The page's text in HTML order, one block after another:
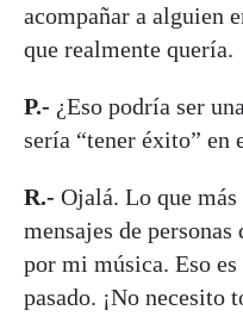
acompañar a alguien
que realmente quería.
P.- ¿Eso podría ser
sería “tener éxito” en
R.- Ojalá. Lo que
mensajes de personas
por mi música. Eso
pasado. ¡No necesito